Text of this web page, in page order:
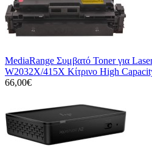
MediaRange Συμβατό Toner για
W2032X/415X Κίτρινο High
66,00€